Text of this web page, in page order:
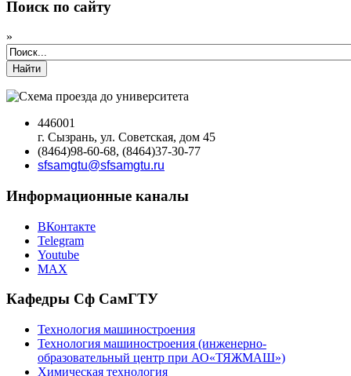
Поиск по сайту
»
Найти
446001
г. Сызрань, ул. Советская, дом 45
(8464)98-60-68, (8464)37-30-77
sfsamgtu@sfsamgtu.ru
Информационные каналы
ВКонтакте
Telegram
Youtube
MAX
Кафедры Сф СамГТУ
Технология машиностроения
Технология машиностроения (инженерно-
образовательный центр при АО«ТЯЖМАШ»)
Химическая технология